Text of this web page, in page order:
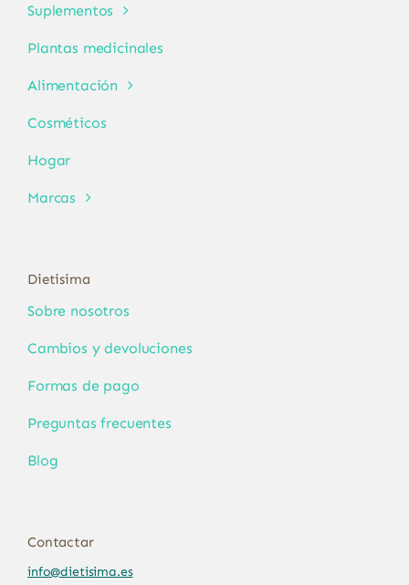
Suplementos
Plantas medicinales
Alimentación
Cosméticos
Hogar
Marcas
Dietisima
Sobre nosotros
Cambios y devoluciones
Formas de pago
Preguntas frecuentes
Blog
Contactar
info@dietisima.es